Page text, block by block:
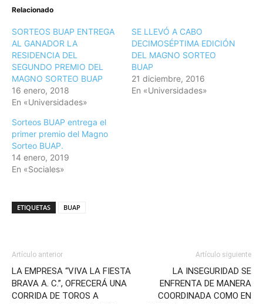
Relacionado
SORTEOS BUAP ENTREGA
AL GANADOR LA
RESIDENCIA DEL
SEGUNDO PREMIO DEL
MAGNO SORTEO BUAP
16 enero, 2018
En «Universidades»
SE LLEVÓ A CABO
DECIMOSÉPTIMA EDICIÓN
DEL MAGNO SORTEO
BUAP
21 diciembre, 2016
En «Universidades»
Sorteos BUAP entrega el
primer premio del Magno
Sorteo BUAP.
14 enero, 2019
En «Sociales»
ETIQUETAS BUAP
Artículo anterior
LA EMPRESA “VIVA LA FIESTA
BRAVA A. C.”, OFRECERÁ UNA
CORRIDA DE TOROS A
Artículo siguiente
LA INSEGURIDAD SE
ENFRENTA DE MANERA
COORDINADA COMO EN